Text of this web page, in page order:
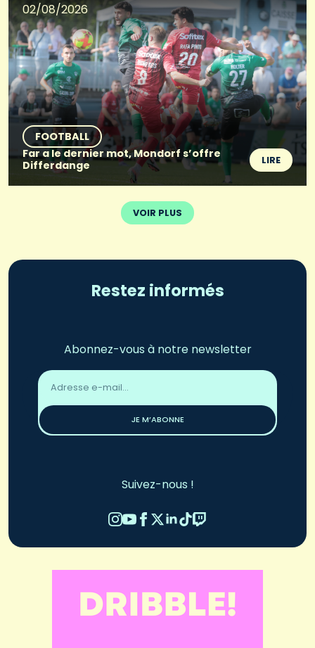
02/08/2026
FOOTBALL
Far a le dernier mot, Mondorf s’offre
Differdange
LIRE
VOIR PLUS
Restez informés
Abonnez-vous à notre newsletter
Adresse
email
JE M’ABONNE
Suivez-nous !